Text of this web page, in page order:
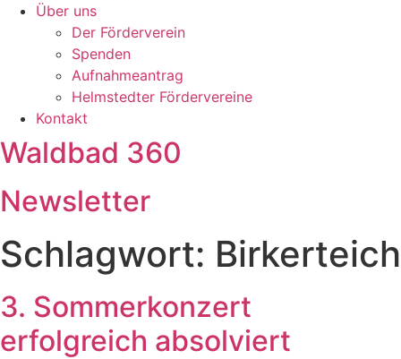
Über uns
Der Förderverein
Spenden
Aufnahmeantrag
Helmstedter Fördervereine
Kontakt
Waldbad 360
Newsletter
Schlagwort: Birkerteich
3. Sommerkonzert
erfolgreich absolviert